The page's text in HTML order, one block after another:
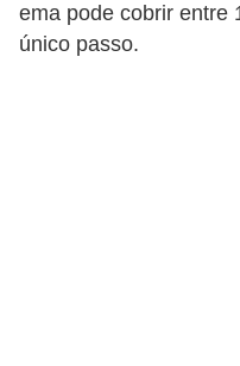
ema pode cobrir entre
único passo.
f
e